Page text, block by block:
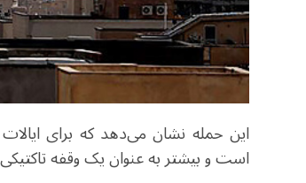
این حمله نشان می‌دهد که برای
است و بیشتر به عنوان یک وقفه